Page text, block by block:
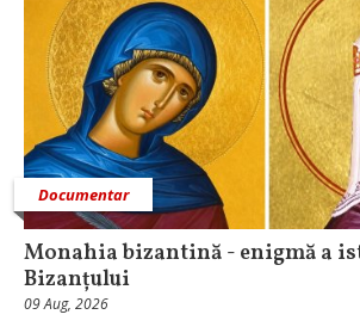
Documentar
Monahia bizantină - enigmă a
Bizanțului
09 Aug, 2026